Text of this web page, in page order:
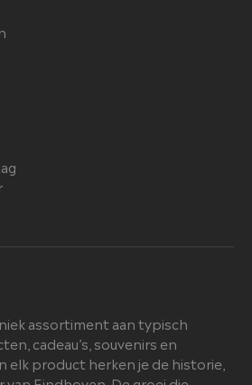
assortiment aan typisch
cadeau’s, souvenirs en
elk product herken je de historie,